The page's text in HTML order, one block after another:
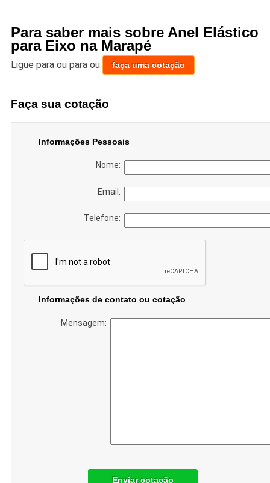
Para saber mais sobre Anel Elástico
para Eixo na Marapé
Ligue para ou para ou faça uma cotação
Faça sua cotação
Informações Pessoais
Nome:
Email:
Telefone:
Informações de contato ou cotação
Mensagem:
Enviar cotação